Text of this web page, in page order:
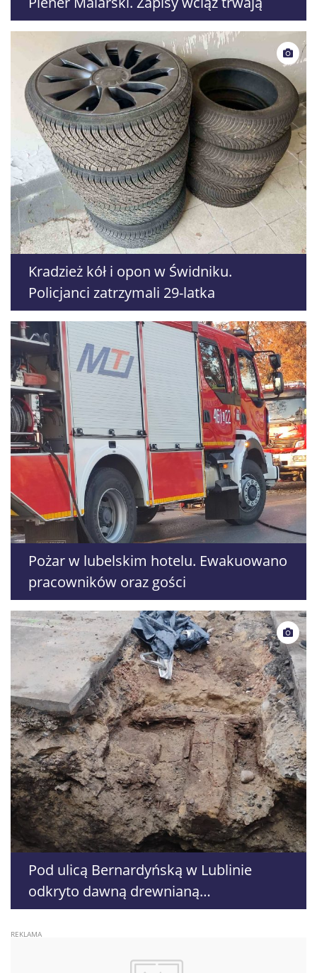
Kradzież kół i opon w Świdniku.
Policjanci zatrzymali 29-latka
Pożar w lubelskim hotelu. Ewakuowano
pracowników oraz gości
Pod ulicą Bernardyńską w Lublinie
odkryto dawną drewnianą
nawierzchnię